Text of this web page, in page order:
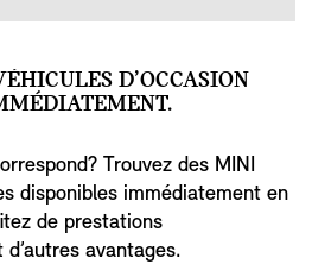
D’OCCASION
Trouvez des MINI
disponibles immédiatement en
de prestations
avantages.